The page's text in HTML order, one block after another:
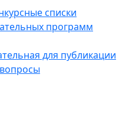
списки
программ
для публикации